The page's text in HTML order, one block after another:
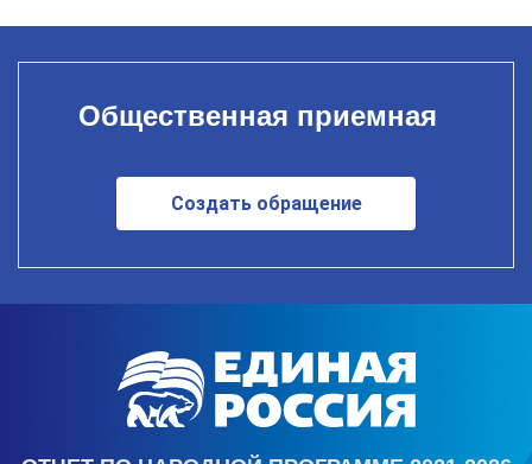
Общественная приемная
Создать обращение